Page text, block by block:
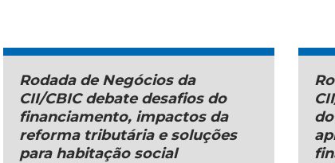
Rodada de Negócios da
CII/CBIC debate desafios do
financiamento, impactos da
reforma tributária e soluções
para habitação social